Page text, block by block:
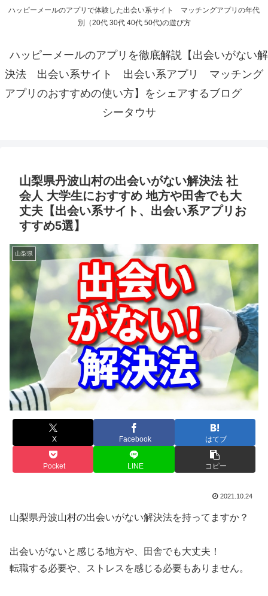
ハッピーメールのアプリで体験した出会い系サイト マッチングアプリの年代
別（20代 30代 40代 50代)の遊び方
ハッピーメールのアプリを徹底解説【出会いがない解
決法 出会い系サイト 出会い系アプリ マッチング
アプリのおすすめの使い方】をシェアするブログ
シータウサ
山梨県丹波山村の出会いがない解決法 社
会人 大学生におすすめ 地方や田舎でも大
丈夫【出会い系サイト、出会い系アプリお
すすめ5選】
山梨県
X Facebook はてブ
Pocket LINE コピー
2021.10.24
山梨県丹波山村の出会いがない解決法を持ってますか？
出会いがないと感じる地方や、田舎でも大丈夫！
転職する必要や、ストレスを感じる必要もありません。